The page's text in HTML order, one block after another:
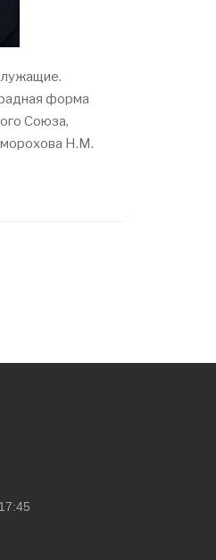
форма
Союза,
Н.М.